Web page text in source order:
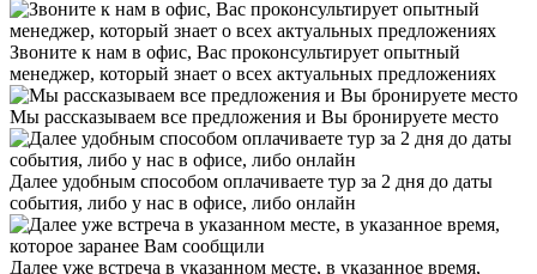
Звоните к нам в офис, Вас проконсультирует опытный
менеджер, который знает о всех актуальных предложениях
Мы рассказываем все предложения и Вы бронируете место
Далее удобным способом оплачиваете тур за 2 дня до даты
события, либо у нас в офисе, либо онлайн
Далее уже встреча в указанном месте, в указанное время,